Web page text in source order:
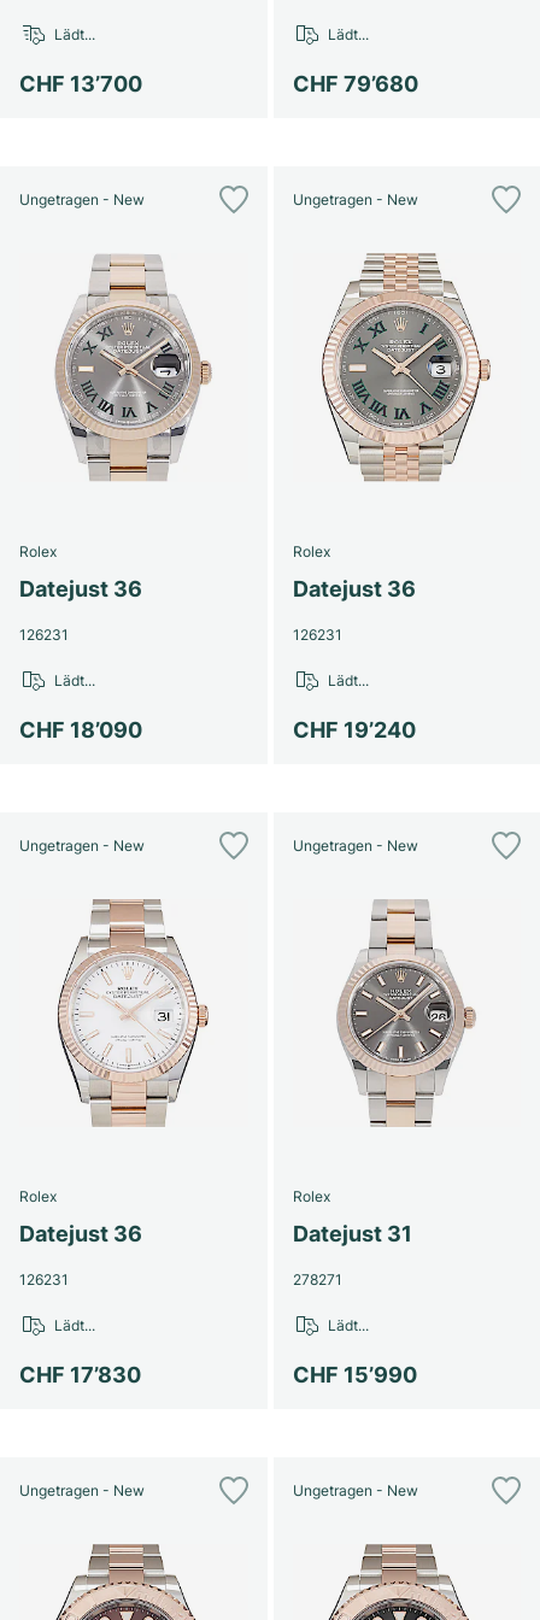
CHF 13’700
Lädt...
CHF 79’680
Lädt...
Ungetragen - New
Rolex
Datejust 36
126231
CHF 18’090
Lädt...
Ungetragen - New
Rolex
Datejust 36
126231
CHF 19’240
Lädt...
Ungetragen - New
Rolex
Datejust 36
126231
CHF 17’830
Lädt...
Ungetragen - New
Rolex
Datejust 31
278271
CHF 15’990
Lädt...
Ungetragen - New Ungetragen - New